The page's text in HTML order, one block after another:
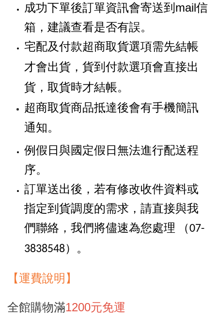
成功下單後訂單資訊會寄送到mail信
箱，建議查看是否有誤。
宅配及付款超商取貨選項需先結帳
才會出貨，貨到付款選項會直接出
貨，取貨時才結帳。
超商取貨商品抵達後會有手機簡訊
通知。
例假日與國定假日無法進行配送程
序。
訂單送出後，若有修改收件資料或
指定到貨調度的需求，請直接與我
們聯絡，我們將儘速為您處理 （07-
3838548） 。
【運費說明】
全館購物滿1200元免運